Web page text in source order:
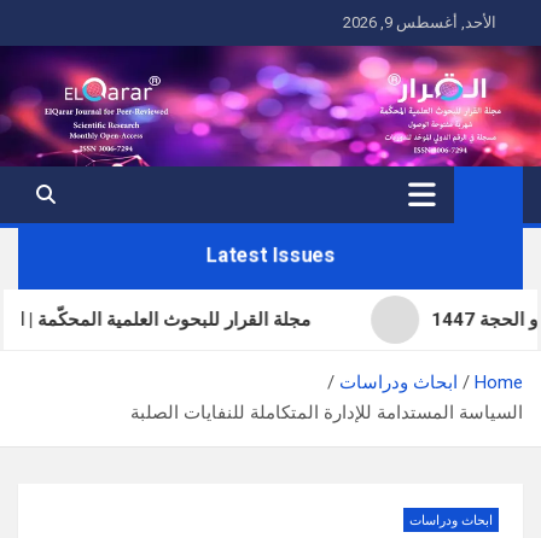
to
content
الأحد, أغسطس 9, 2026
Latest Issues
مجلة القرار للبحوث العلمية المحكّمة | العدد
Home
ابحاث ودراسات
السياسة المستدامة للإدارة المتكاملة للنفايات الصلبة
ابحاث ودراسات